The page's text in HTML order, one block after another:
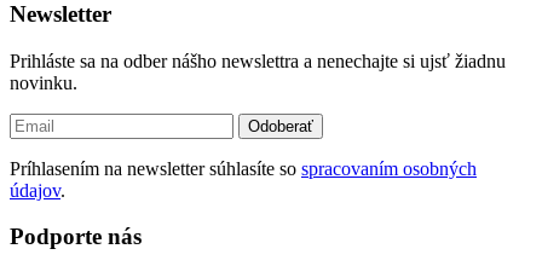
Newsletter
Prihláste sa na odber nášho newslettra a nenechajte si ujsť žiadnu
novinku.
Odoberať
Príhlasením na newsletter súhlasíte so spracovaním osobných
údajov.
Podporte nás